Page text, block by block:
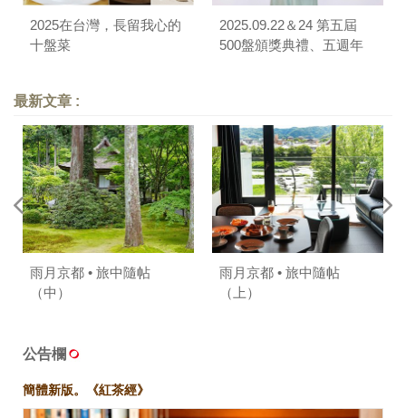
2025在台灣，長留我心的
十盤菜
2025.09.22＆24 第五屆
500盤頒獎典禮、五週年
最新文章 :
雨月京都 • 旅中隨帖
（中）
雨月京都 • 旅中隨帖
（上）
公告欄
簡體新版。《紅茶經》